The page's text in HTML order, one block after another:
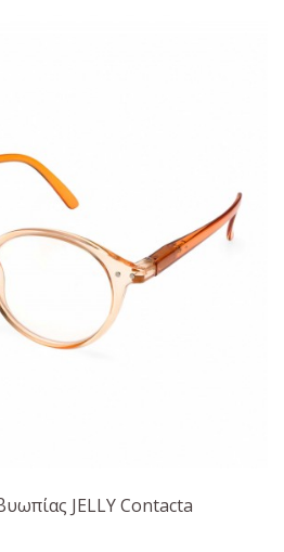
JELLY Contacta